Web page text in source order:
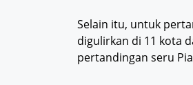
Selain itu, untuk
digulirkan di 11 kota
pertandingan seru